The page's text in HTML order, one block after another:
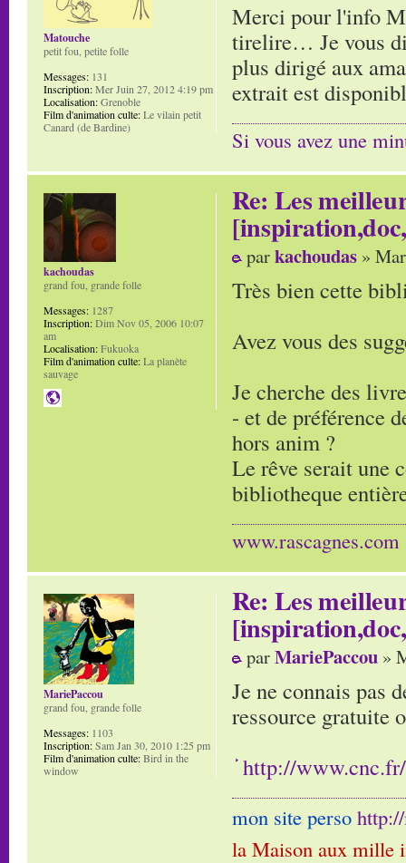
Merci pour l'info
tirelire… Je vous
plus dirigé aux
extrait est
Si vous avez une
Matouche
petit fou, petite folle
Messages: 131
Inscription:Mer Juin 27, 2012 4:19 pm
Localisation:Grenoble
Film d'animation culte:Le vilain petit
Canard (de Bardine)
Re: Les
parkachoudas »
Très bien cette
Avez vous des
Je cherche des
- et de préférence
hors anim ?
Le rêve serait une
bibliotheque
www.rascagnes.com
kachoudas
grand fou, grande folle
Messages: 1287
Inscription:Dim Nov 05, 2006 10:07
am
Localisation:Fukuoka
Film d'animation culte:La planète
sauvage
Re: Les
parMariePaccou »
Je ne connais pas
ressource gratuite
http://
mon site perso
la Maison aux mille
MariePaccou
grand fou, grande folle
Messages: 1103
Inscription:Sam Jan 30, 2010 1:25 pm
Film d'animation culte:Bird in the
window